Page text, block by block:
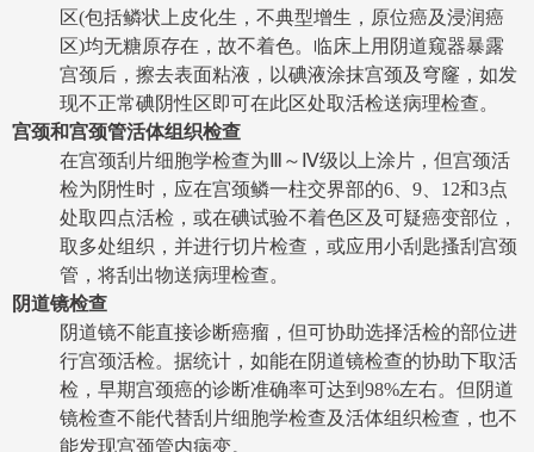
区(包括鳞状上皮化生，不典型增生，原位癌及浸润癌
区)均无糖原存在，故不着色。临床上用阴道窥器暴露
宫颈后，擦去表面粘液，以碘液涂抹宫颈及穹窿，如发
现不正常碘阴性区即可在此区处取活检送病理检查。
宫颈和宫颈管活体组织检查
在宫颈刮片细胞学检查为Ⅲ～Ⅳ级以上涂片，但宫颈活
检为阴性时，应在宫颈鳞一柱交界部的6、9、12和3点
处取四点活检，或在碘试验不着色区及可疑癌变部位，
取多处组织，并进行切片检查，或应用小刮匙搔刮宫颈
管，将刮出物送病理检查。
阴道镜检查
阴道镜不能直接诊断癌瘤，但可协助选择活检的部位进
行宫颈活检。据统计，如能在阴道镜检查的协助下取活
检，早期宫颈癌的诊断准确率可达到98%左右。但阴道
镜检查不能代替刮片细胞学检查及活体组织检查，也不
能发现宫颈管内病变。